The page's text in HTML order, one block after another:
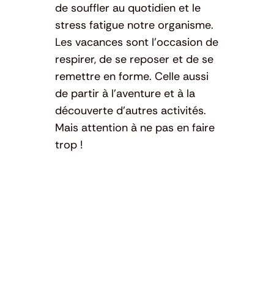
de souffler au quotidien et le
stress fatigue notre organisme.
Les vacances sont l’occasion de
respirer, de se reposer et de se
remettre en forme. Celle aussi
de partir à l’aventure et à la
découverte d’autres activités.
Mais attention à ne pas en faire
trop !